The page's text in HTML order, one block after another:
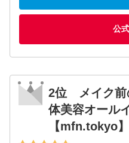
公
2位 メイク前
体美容オール
【mfn.tokyo】